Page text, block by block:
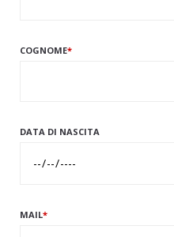
COGNOME*
DATA DI NASCITA
MAIL*